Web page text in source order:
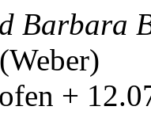
Barbara
+